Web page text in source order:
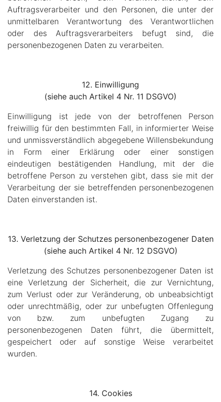
Auftragsverarbeiter und den Personen, die unter der
unmittelbaren Verantwortung des Verantwortlichen
oder des Auftragsverarbeiters befugt sind, die
personenbezogenen Daten zu verarbeiten.
12. Einwilligung
(siehe auch Artikel 4 Nr. 11 DSGVO)
Einwilligung ist jede von der betroffenen Person
freiwillig für den bestimmten Fall, in informierter Weise
und unmissverständlich abgegebene Willensbekundung
in Form einer Erklärung oder einer sonstigen
eindeutigen bestätigenden Handlung, mit der die
betroffene Person zu verstehen gibt, dass sie mit der
Verarbeitung der sie betreffenden personenbezogenen
Daten einverstanden ist.
13. Verletzung der Schutzes personenbezogener Daten
(siehe auch Artikel 4 Nr. 12 DSGVO)
Verletzung des Schutzes personenbezogener Daten ist
eine Verletzung der Sicherheit, die zur Vernichtung,
zum Verlust oder zur Veränderung, ob unbeabsichtigt
oder unrechtmäßig, oder zur unbefugten Offenlegung
von bzw. zum unbefugten Zugang zu
personenbezogenen Daten führt, die übermittelt,
gespeichert oder auf sonstige Weise verarbeitet
wurden.
14. Cookies